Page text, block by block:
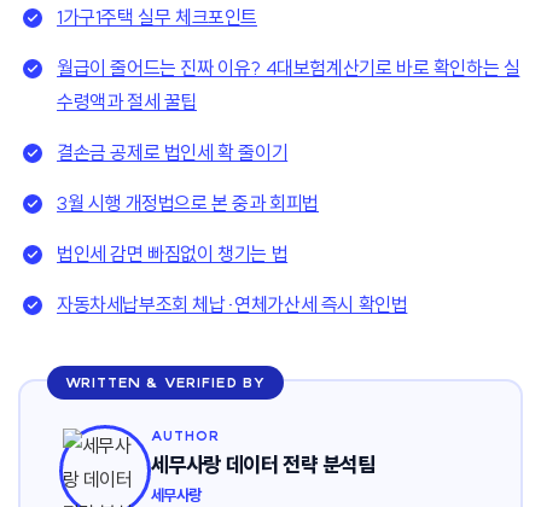
1가구1주택 실무 체크포인트
월급이 줄어드는 진짜 이유? 4대보험계산기로 바로 확인하는 실
수령액과 절세 꿀팁
결손금 공제로 법인세 확 줄이기
3월 시행 개정법으로 본 중과 회피법
법인세 감면 빠짐없이 챙기는 법
자동차세납부조회 체납·연체가산세 즉시 확인법
WRITTEN & VERIFIED BY
AUTHOR
세무사랑 데이터 전략 분석팀
세무사랑